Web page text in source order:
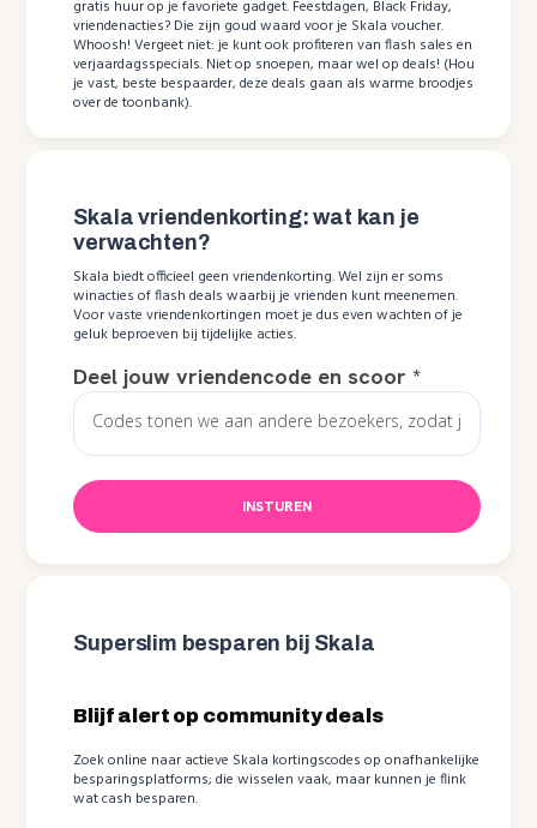
gratis huur op je favoriete gadget. Feestdagen, Black Friday,
vriendenacties? Die zijn goud waard voor je Skala voucher.
Whoosh! Vergeet niet: je kunt ook profiteren van flash sales en
verjaardagsspecials. Niet op snoepen, maar wel op deals! (Hou
je vast, beste bespaarder, deze deals gaan als warme broodjes
over de toonbank).
Skala vriendenkorting: wat kan je
verwachten?
Skala biedt officieel geen vriendenkorting. Wel zijn er soms
winacties of flash deals waarbij je vrienden kunt meenemen.
Voor vaste vriendenkortingen moet je dus even wachten of je
geluk beproeven bij tijdelijke acties.
Deel jouw vriendencode en scoor*
INSTUREN
Superslim besparen bij Skala
Blijf alert op community deals
Zoek online naar actieve Skala kortingscodes op onafhankelijke
besparingsplatforms; die wisselen vaak, maar kunnen je flink
wat cash besparen.